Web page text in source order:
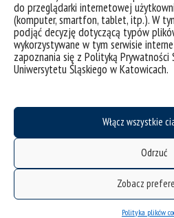
do przeglądarki internetowej
(komputer, smartfon, tablet, itp.). W
podjąć decyzję dotyczącą typów
wykorzystywane w tym serwisie
zapoznania się z Polityką
Uniwersytetu Śląskiego w Katowicach.
Włącz wszystkie
Odrzuć
Zobacz
Polityka plików
Andrzej
Asseco
dr hab. prof. UKSW
Rada
dr hab. inż. prof. PŚ
Politechnika